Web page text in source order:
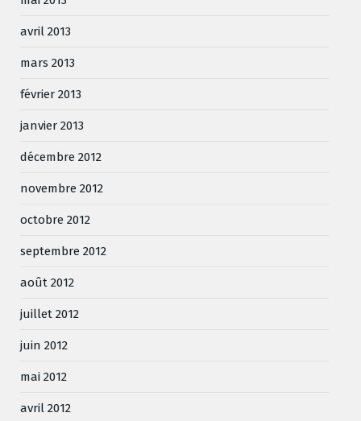
avril 2013
mars 2013
février 2013
janvier 2013
décembre 2012
novembre 2012
octobre 2012
septembre 2012
août 2012
juillet 2012
juin 2012
mai 2012
avril 2012